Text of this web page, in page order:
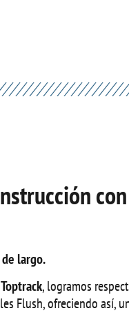
largo.
, logramos
Flush, ofreciendo así,